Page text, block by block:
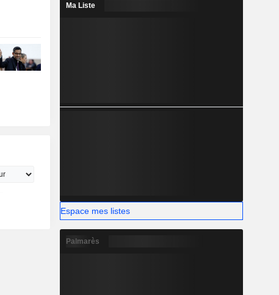
Ma Liste
Espace mes listes
Palmarès